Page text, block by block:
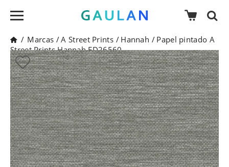
/ Marcas /A Street Prints / Hannah / Papel pintado A
Street Prints Hannah FD26560